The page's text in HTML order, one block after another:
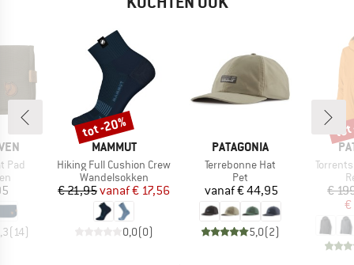
Pad
(14)
MERK
MAMMUT
Artikel
Hiking Full Cushion Crew
Productgroep
Wandelsokken
Prijs
€ 21,95 Verlaagde prijs
vanaf€ 17,56
0,0(0)
Korting
tot -20%
MERK
PATAGONIA
Artikel
Terrebonne Hat
Productgroep
Pet
Prijs
vanaf€ 44,95
5,0(2)
Artikel
€
€